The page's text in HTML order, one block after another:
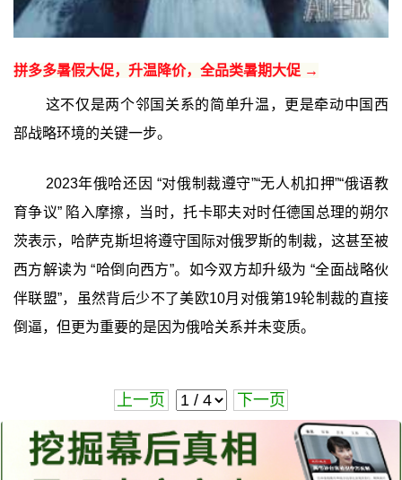
拼多多暑假大促，升温降价，全品类暑期大促 →
这不仅是两个邻国关系的简单升温，更是牵动中国西
部战略环境的关键一步。
2023年俄哈还因 “对俄制裁遵守”“无人机扣押”“俄语教
育争议” 陷入摩擦，当时，托卡耶夫对时任德国总理的朔尔
茨表示，哈萨克斯坦将遵守国际对俄罗斯的制裁，这甚至被
西方解读为 “哈倒向西方”。如今双方却升级为 “全面战略伙
伴联盟”，虽然背后少不了美欧10月对俄第19轮制裁的直接
倒逼，但更为重要的是因为俄哈关系并未变质。
上一页 下一页